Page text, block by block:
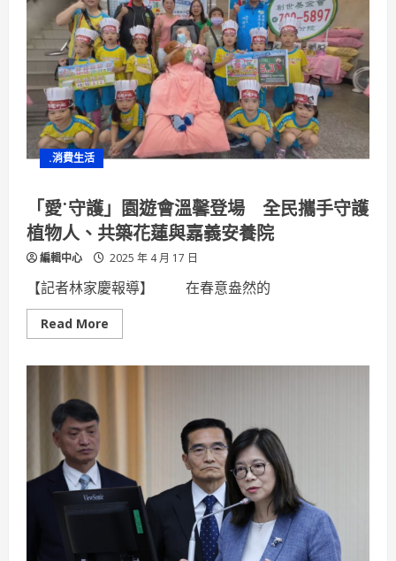
.消費生活
「愛˙守護」園遊會溫馨登場 全民攜手守護
植物人、共築花蓮與嘉義安養院
編輯中心 2025 年 4 月 17 日
【記者林家慶報導】 在春意盎然的
Read More
more
登
場
民